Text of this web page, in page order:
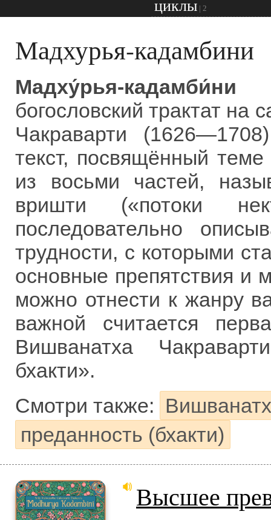
циклы | 2
Мадхурья-кадамбини
Мадху́рья-кадамби́ни
богословский трактат на
Чакраварти
текст, посвящённый теме
из восьми частей,
вришти («потоки
последовательно
трудности, с которыми
основные препятствия и
можно отнести к жанру
важной считается
Вишванатха
бхакти».
Смотри также:
преданность (бхакти)
Высшее